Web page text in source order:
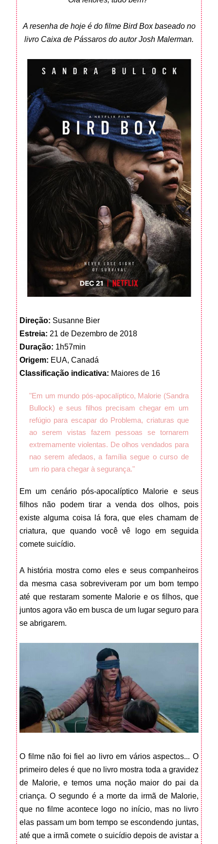
A resenha de hoje é do filme Bird Box baseado no
livro Caixa de Pássaros do autor Josh Malerman.
Direção: Susanne Bier
Estreia: 21 de Dezembro de 2018
Duração: 1h57min
Origem: EUA, Canadá
Classificação indicativa: Maiores de 16
"Em um mundo pós-apocalíptico, Malorie (Sandra
Bullock) e seus filhos precisam chegar em um
refúgio para escapar do Problema, criaturas que
ao serem vistas fazem pessoas se tornarem
extremamente violentas. De olhos vendados para
nao serem afedaos, a família segue o curso de
um rio para chegar à segurança."
Em um cenário pós-apocalíptico Malorie e seus
filhos não podem tirar a venda dos olhos, pois
existe alguma coisa lá fora, que eles chamam de
criatura, que quando você vê logo em seguida
comete suicídio.
A história mostra como eles e seus companheiros
da mesma casa sobreviveram por um bom tempo
até que restaram somente Malorie e os filhos, que
juntos agora vão em busca de um lugar seguro para
se abrigarem.
O filme não foi fiel ao livro em vários aspectos... O
primeiro deles é que no livro mostra toda a gravidez
de Malorie, e temos uma noção maior do pai da
criança. O segundo é a morte da irmã de Malorie,
que no filme acontece logo no início, mas no livro
elas passam um bom tempo se escondendo juntas,
até que a irmã comete o suicídio depois de avistar a